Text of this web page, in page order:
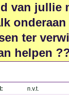
van jullie
ter
helpen
n.v.t.